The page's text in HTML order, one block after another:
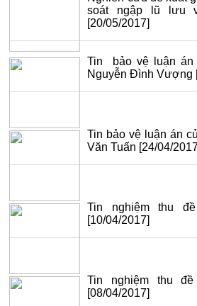
soát ngập lũ lưu
[20/05/2017]
Tin bảo vệ luận án
Nguyễn Đình Vượng
Tin bảo vệ luận án
Văn Tuấn [24/04/
Tin nghiệm thu
[10/04/2017]
Tin nghiệm thu
[08/04/2017]